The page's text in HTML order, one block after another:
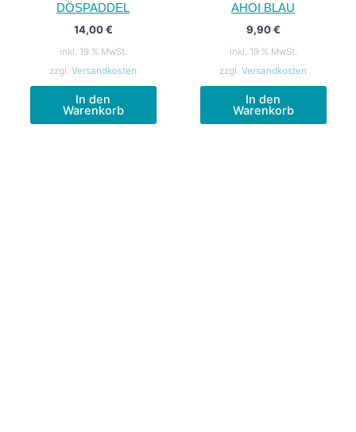
DÖSPADDEL
14,00€
inkl. 19 % MwSt.
zzgl. Versandkosten
In den
Warenkorb
AHOI BLAU
9,90€
inkl. 19 % MwSt.
zzgl. Versandkosten
In den
Warenkorb